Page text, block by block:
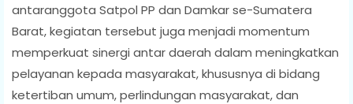
antaranggota Satpol PP dan Damkar se-Sumatera
Barat, kegiatan tersebut juga menjadi momentum
memperkuat sinergi antar daerah dalam meningkatkan
pelayanan kepada masyarakat, khususnya di bidang
ketertiban umum, perlindungan masyarakat, dan